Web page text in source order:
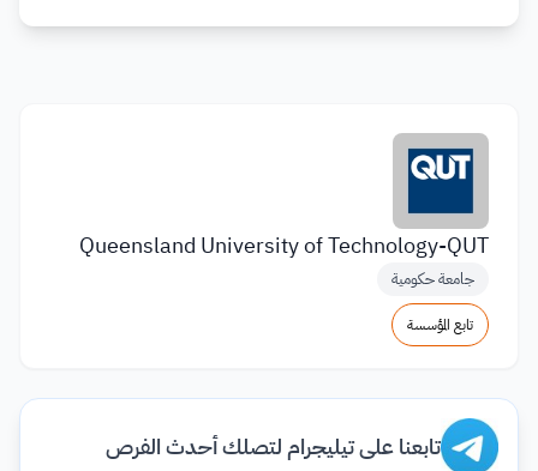
Queensland University of Technology-QUT
جامعة حكومية
تابع المؤسسة
تابعنا على تيليجرام لتصلك أحدث الفرص